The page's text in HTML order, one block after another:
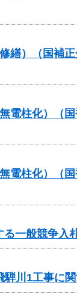
繕）（国補
電柱化）（
電柱化）（
一般競争入
騨川1工事に